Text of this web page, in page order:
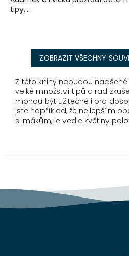
tipy,...
ZOBRAZIT VŠECHNY
Z této knihy nebudou
velké množství tipů a rad
mohou být užitečné i pro
jste například, že nejlepším
slimákům, je vedle květiny